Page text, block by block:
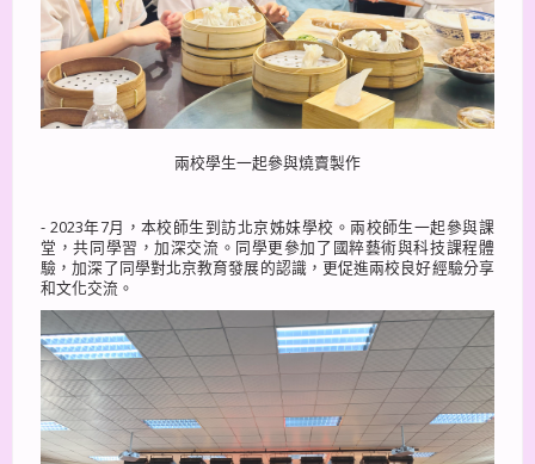
兩校學生一起參與燒賣製作
- 2023年7月，本校師生到訪北京姊妹學校。兩校師生一起參與課
堂，共同學習，加深交流。同學更參加了國粹藝術與科技課程體
驗，加深了同學對北京教育發展的認識，更促進兩校良好經驗分享
和文化交流。